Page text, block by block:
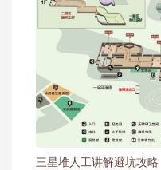
三星堆人工讲解避坑攻略